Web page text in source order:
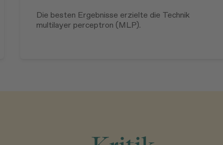
Die besten Ergebnisse erzielte die Technik
multilayer perceptron (MLP).